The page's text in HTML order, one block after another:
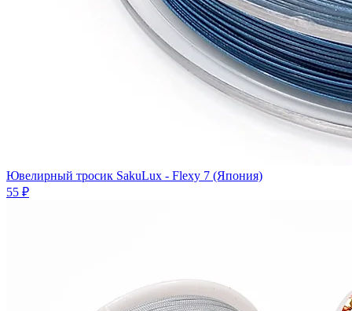
Ювелирный тросик SakuLux - Flexy 7 (Япония)
55 ₽